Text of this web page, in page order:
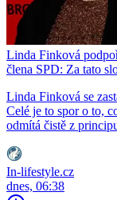
Linda Finková
člena SPD: Za tato
Linda Finková se
Celé je to spor o to,
odmítá čistě z
In-lifestyle.cz
dnes, 06:38